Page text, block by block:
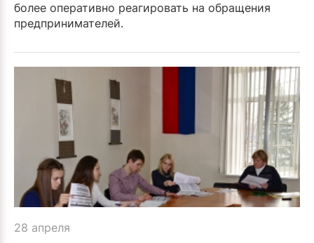
более оперативно реаги­ровать на обращения
предпринимателей.
28 апреля